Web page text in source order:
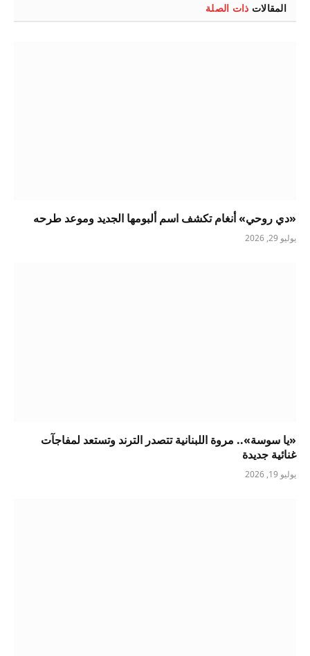
المقالات ذات الصلة
«دي روحي» أنغام تكشف اسم ألبومها الجديد وموعد طرحه
يوليو 29, 2026
«يا سوسة».. مروة اللبنانية تتصدر الترند وتستعد لمفاجآت
غنائية جديدة
يوليو 19, 2026